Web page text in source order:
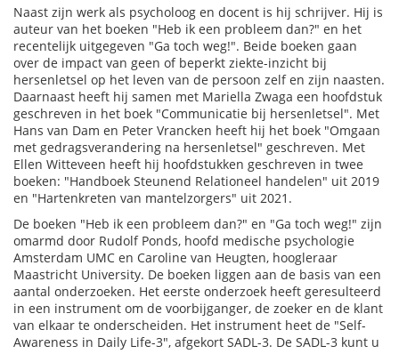
Naast zijn werk als psycholoog en docent is hij schrijver. Hij is
auteur van het boeken "Heb ik een probleem dan?" en het
recentelijk uitgegeven "Ga toch weg!". Beide boeken gaan
over de impact van geen of beperkt ziekte-inzicht bij
hersenletsel op het leven van de persoon zelf en zijn naasten.
Daarnaast heeft hij samen met Mariella Zwaga een hoofdstuk
geschreven in het boek "Communicatie bij hersenletsel". Met
Hans van Dam en Peter Vrancken heeft hij het boek "Omgaan
met gedragsverandering na hersenletsel" geschreven. Met
Ellen Witteveen heeft hij hoofdstukken geschreven in twee
boeken: "Handboek Steunend Relationeel handelen" uit 2019
en "Hartenkreten van mantelzorgers" uit 2021.
De boeken "Heb ik een probleem dan?" en "Ga toch weg!" zijn
omarmd door Rudolf Ponds, hoofd medische psychologie
Amsterdam UMC en Caroline van Heugten, hoogleraar
Maastricht University. De boeken liggen aan de basis van een
aantal onderzoeken. Het eerste onderzoek heeft geresulteerd
in een instrument om de voorbijganger, de zoeker en de klant
van elkaar te onderscheiden. Het instrument heet de "Self-
Awareness in Daily Life-3", afgekort SADL-3. De SADL-3 kunt u